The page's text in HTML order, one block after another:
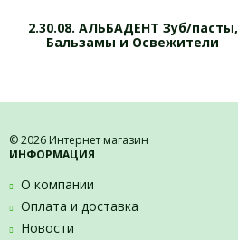
2.30.08. АЛЬБАДЕНТ Зуб/пасты,
Бальзамы и Освежители
© 2026 Интернет магазин
ИНФОРМАЦИЯ
О компании
Оплата и доставка
Новости